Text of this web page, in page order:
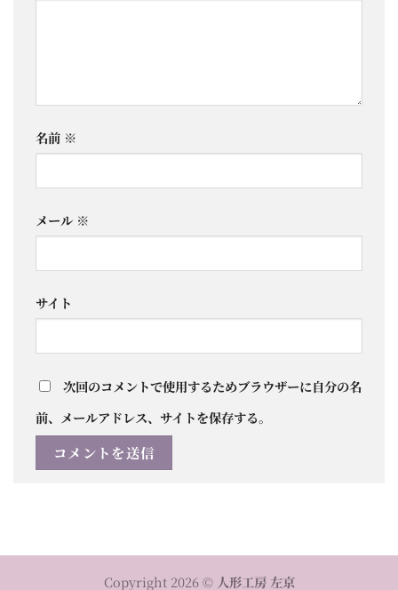
名前 ※
メール ※
サイト
次回のコメントで使用するためブラウザーに自分の名
前、メールアドレス、サイトを保存する。
Copyright 2026 © 人形工房 左京